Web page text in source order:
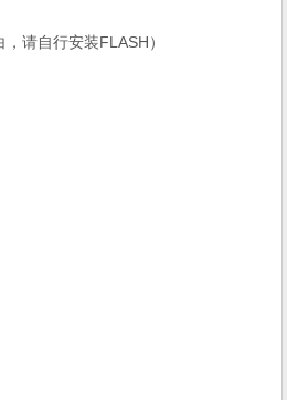
请自行安装FLASH）